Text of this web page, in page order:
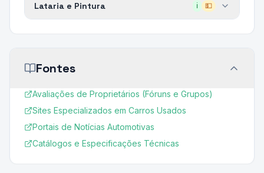
Lataria e Pintura ℹ️ 💵
Fontes
Avaliações de Proprietários (Fóruns e Grupos)
Sites Especializados em Carros Usados
Portais de Notícias Automotivas
Catálogos e Especificações Técnicas